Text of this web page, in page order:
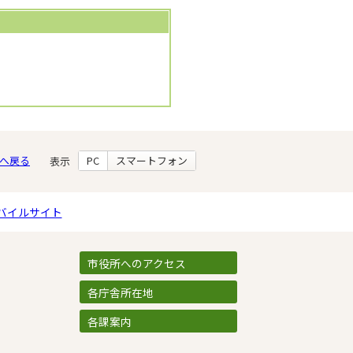
戻る 表示 PC スマートフォン
イルサイト
市役所へのアクセス
各庁舎所在地
各課案内